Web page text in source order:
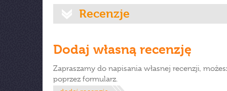
Recenzje
Dodaj własną recenzję
Zapraszamy do napisania własnej recenzji,
poprzez formularz.